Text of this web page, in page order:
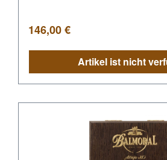
Regulärer Preis:
146,00 €
Artikel ist nicht